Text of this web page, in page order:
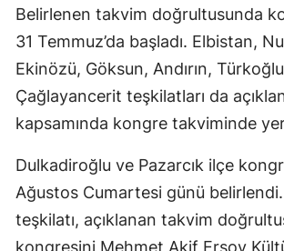
Belirlenen takvim doğrultusunda
31 Temmuz’da başladı. Elbistan,
Ekinözü, Göksun, Andırın,
Çağlayancerit teşkilatları da
kapsamında kongre takviminde yer
Dulkadiroğlu ve Pazarcık ilçe
Ağustos Cumartesi günü
teşkilatı, açıklanan takvim
kongresini Mehmet Akif Ersoy